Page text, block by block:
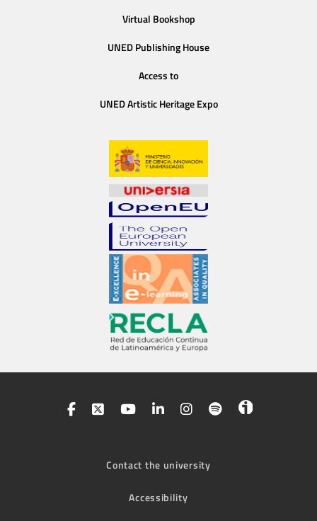
Virtual Bookshop
UNED Publishing House
Access to
UNED Artistic Heritage Expo
Contact the university
Accessibility